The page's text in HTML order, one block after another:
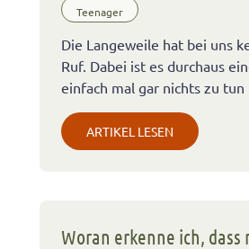
Teenager
Die Langeweile hat bei uns
Ruf. Dabei ist es durchaus
einfach mal gar nichts zu
ARTIKEL LESEN
Woran erkenne ich, dass